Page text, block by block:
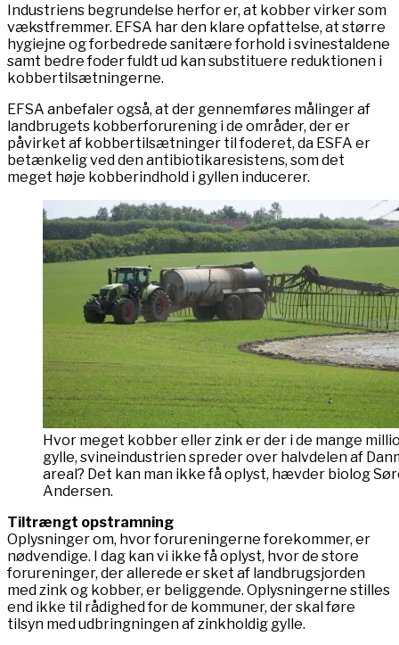
Industriens begrundelse herfor er, at kobber virker som
vækstfremmer. EFSA har den klare opfattelse, at større
hygiejne og forbedrede sanitære forhold i svinestaldene
samt bedre foder fuldt ud kan substituere reduktionen i
kobbertilsætningerne.
EFSA anbefaler også, at der gennemføres målinger af
landbrugets kobberforurening i de områder, der er
påvirket af kobbertilsætninger til foderet, da ESFA er
betænkelig ved den antibiotikaresistens, som det
meget høje kobberindhold i gyllen inducerer.
Hvor meget kobber eller zink er der i de mange
gylle, svineindustrien spreder over halvdelen af
areal? Det kan man ikke få oplyst, hævder biolog
Andersen.
Tiltrængt opstramning
Oplysninger om, hvor forureningerne forekommer, er
nødvendige. I dag kan vi ikke få oplyst, hvor de store
forureninger, der allerede er sket af landbrugsjorden
med zink og kobber, er beliggende. Oplysningerne stilles
end ikke til rådighed for de kommuner, der skal føre
tilsyn med udbringningen af zinkholdig gylle.